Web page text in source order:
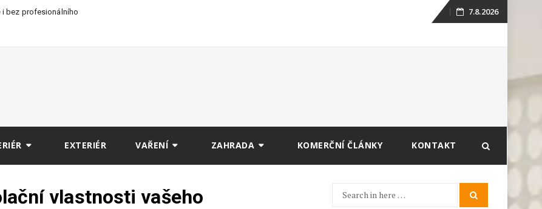
i bez profesionálního
Skip
7.8.2026
EXTERIÉR VAŘENÍ ZAHRADA KOMERČNÍ ČLÁNKY KONTAKT
vlastnosti vašeho
Search